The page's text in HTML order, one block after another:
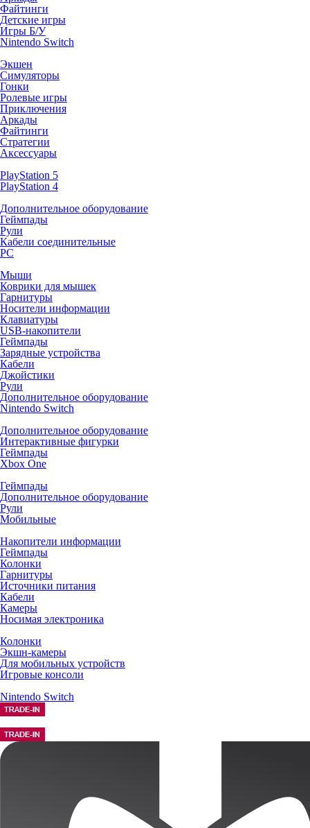
Файтинги
Детские игры
Игры Б/У
Nintendo Switch
Экшен
Симуляторы
Гонки
Ролевые игры
Приключения
Аркады
Файтинги
Стратегии
Аксессуары
PlayStation 5
PlayStation 4
Дополнительное оборудование
Геймпады
Рули
Кабели соединительные
PC
Мыши
Коврики для мышек
Гарнитуры
Носители информации
Клавиатуры
USB-накопители
Геймпады
Зарядные устройства
Кабели
Джойстики
Рули
Дополнительное оборудование
Nintendo Switch
Дополнительное оборудование
Интерактивные фигурки
Геймпады
Xbox One
Геймпады
Дополнительное оборудование
Рули
Мобильные
Накопители информации
Геймпады
Колонки
Гарнитуры
Источники питания
Кабели
Камеры
Носимая электроника
Колонки
Экшн-камеры
Для мобильных устройств
Игровые консоли
Nintendo Switch